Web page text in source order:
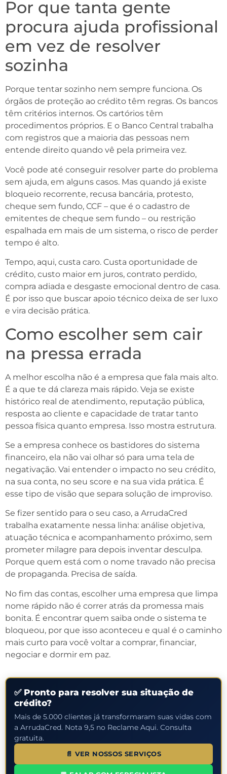
Por que tanta gente
procura ajuda profissional
em vez de resolver
sozinha
Porque tentar sozinho nem sempre funciona. Os
órgãos de proteção ao crédito têm regras. Os bancos
têm critérios internos. Os cartórios têm
procedimentos próprios. E o Banco Central trabalha
com registros que a maioria das pessoas nem
entende direito quando vê pela primeira vez.
Você pode até conseguir resolver parte do problema
sem ajuda, em alguns casos. Mas quando já existe
bloqueio recorrente, recusa bancária, protesto,
cheque sem fundo, CCF – que é o cadastro de
emitentes de cheque sem fundo – ou restrição
espalhada em mais de um sistema, o risco de perder
tempo é alto.
Tempo, aqui, custa caro. Custa oportunidade de
crédito, custo maior em juros, contrato perdido,
compra adiada e desgaste emocional dentro de casa.
É por isso que buscar apoio técnico deixa de ser luxo
e vira decisão prática.
Como escolher sem cair
na pressa errada
A melhor escolha não é a empresa que fala mais alto.
É a que te dá clareza mais rápido. Veja se existe
histórico real de atendimento, reputação pública,
resposta ao cliente e capacidade de tratar tanto
pessoa física quanto empresa. Isso mostra estrutura.
Se a empresa conhece os bastidores do sistema
financeiro, ela não vai olhar só para uma tela de
negativação. Vai entender o impacto no seu crédito,
na sua conta, no seu score e na sua vida prática. É
esse tipo de visão que separa solução de improviso.
Se fizer sentido para o seu caso, a ArrudaCred
trabalha exatamente nessa linha: análise objetiva,
atuação técnica e acompanhamento próximo, sem
prometer milagre para depois inventar desculpa.
Porque quem está com o nome travado não precisa
de propaganda. Precisa de saída.
No fim das contas, escolher uma empresa que limpa
nome rápido não é correr atrás da promessa mais
bonita. É encontrar quem saiba onde o sistema te
bloqueou, por que isso aconteceu e qual é o caminho
mais curto para você voltar a comprar, financiar,
negociar e dormir em paz.
✅ Pronto para resolver sua situação de
crédito?
Mais de 5.000 clientes já transformaram suas vidas com
a ArrudaCred. Nota 9,5 no Reclame Aqui. Consulta
gratuita.
📄 VER NOSSOS SERVIÇOS